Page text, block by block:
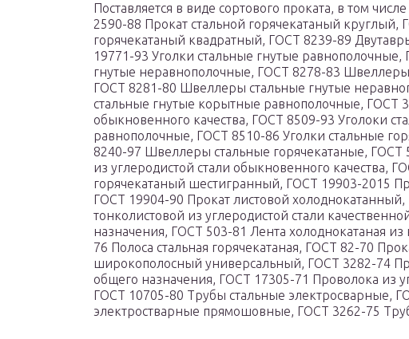
Поставляется в виде сортового проката, в том
2590-88 Прокат стальной горячекатаный круглый,
горячекатаный квадратный, ГОСТ 8239-89
19771-93 Уголки стальные гнутые
гнутые неравнополочные, ГОСТ 8278-83
ГОСТ 8281-80 Швеллеры стальные гнутые
стальные гнутые корытные равнополочные, ГОСТ
обыкновенного качества, ГОСТ 8509-93 Уголоки
равнополочные, ГОСТ 8510-86 Уголки стальные
8240-97 Швеллеры стальные горячекатаные,
из углеродистой стали обыкновенного качества,
горячекатаный шестигранный, ГОСТ 19903-2015
ГОСТ 19904-90 Прокат листовой
тонколистовой из углеродистой стали
назначения, ГОСТ 503-81 Лента холоднокатаная
76 Полоса стальная горячекатаная, ГОСТ 82-70
широкополосный универсальный, ГОСТ 3282-74
общего назначения, ГОСТ 17305-71 Проволока из
ГОСТ 10705-80 Трубы стальные электросварные,
электростварные прямошовные, ГОСТ 3262-75